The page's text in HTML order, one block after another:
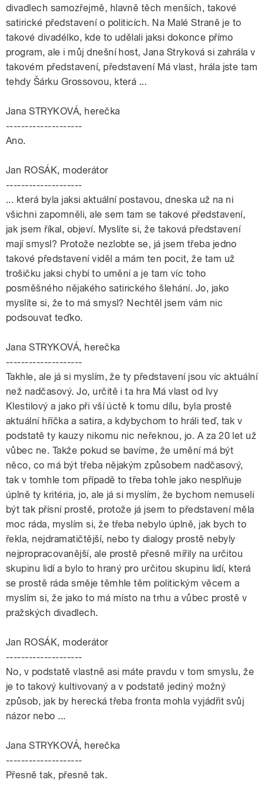
divadlech samozřejmě, hlavně těch menších, takové
satirické představení o politicích. Na Malé Straně je to
takové divadélko, kde to udělali jaksi dokonce přímo
program, ale i můj dnešní host, Jana Stryková si zahrála v
takovém představení, představení Má vlast, hrála jste tam
tehdy Šárku Grossovou, která ...
Jana STRYKOVÁ, herečka
--------------------
Ano.
Jan ROSÁK, moderátor
--------------------
... která byla jaksi aktuální postavou, dneska už na ni
všichni zapomněli, ale sem tam se takové představení,
jak jsem říkal, objeví. Myslíte si, že taková představení
mají smysl? Protože nezlobte se, já jsem třeba jedno
takové představení viděl a mám ten pocit, že tam už
trošičku jaksi chybí to umění a je tam víc toho
posměšného nějakého satirického šlehání. Jo, jako
myslíte si, že to má smysl? Nechtěl jsem vám nic
podsouvat teďko.
Jana STRYKOVÁ, herečka
--------------------
Takhle, ale já si myslím, že ty představení jsou víc aktuální
než nadčasový. Jo, určitě i ta hra Má vlast od Ivy
Klestilový a jako při vší úctě k tomu dílu, byla prostě
aktuální hříčka a satira, a kdybychom to hráli teď, tak v
podstatě ty kauzy nikomu nic neřeknou, jo. A za 20 let už
vůbec ne. Takže pokud se bavíme, že umění má být
něco, co má být třeba nějakým způsobem nadčasový,
tak v tomhle tom případě to třeba tohle jako nesplňuje
úplně ty kritéria, jo, ale já si myslím, že bychom nemuseli
být tak přísní prostě, protože já jsem to představení měla
moc ráda, myslím si, že třeba nebylo úplně, jak bych to
řekla, nejdramatičtější, nebo ty dialogy prostě nebyly
nejpropracovanější, ale prostě přesně mířily na určitou
skupinu lidí a bylo to hraný pro určitou skupinu lidí, která
se prostě ráda směje těmhle těm politickým věcem a
myslím si, že jako to má místo na trhu a vůbec prostě v
pražských divadlech.
Jan ROSÁK, moderátor
--------------------
No, v podstatě vlastně asi máte pravdu v tom smyslu, že
je to takový kultivovaný a v podstatě jediný možný
způsob, jak by herecká třeba fronta mohla vyjádřit svůj
názor nebo ...
Jana STRYKOVÁ, herečka
--------------------
Přesně tak, přesně tak.